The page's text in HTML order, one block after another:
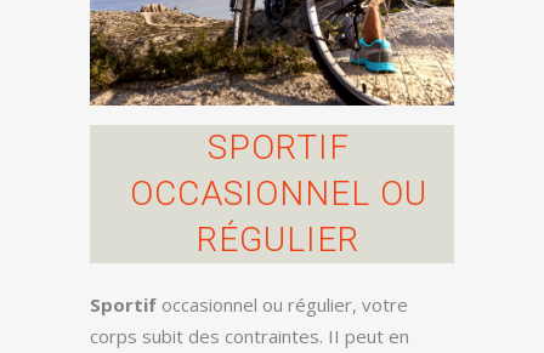
SPORTIF
OCCASIONNEL OU
RÉGULIER
Sportif occasionnel ou régulier, votre
corps subit des contraintes. II peut en